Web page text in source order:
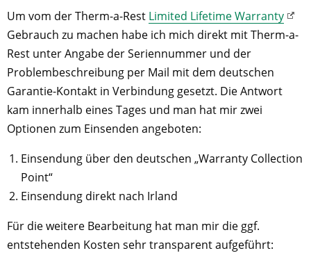
Um vom der Therm-a-Rest Limited Lifetime Warranty
Gebrauch zu machen habe ich mich direkt mit Therm-a-
Rest unter Angabe der Seriennummer und der
Problembeschreibung per Mail mit dem deutschen
Garantie-Kontakt in Verbindung gesetzt. Die Antwort
kam innerhalb eines Tages und man hat mir zwei
Optionen zum Einsenden angeboten:
Einsendung über den deutschen „Warranty Collection
Point“
Einsendung direkt nach Irland
Für die weitere Bearbeitung hat man mir die ggf.
entstehenden Kosten sehr transparent aufgeführt: